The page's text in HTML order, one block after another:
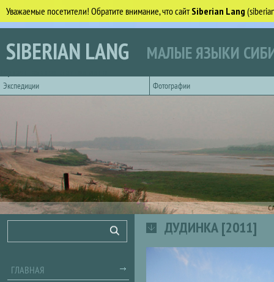
Уважаемые посетители! Обратите внимание, что сайтSiberian Lang
Перейти к основному содержанию
SIBERIAN LANG МАЛЫЕ ЯЗЫКИ
Экспедиции
Фотографии
ДУДИНКА [2011]
Поиск
ГЛАВНАЯ